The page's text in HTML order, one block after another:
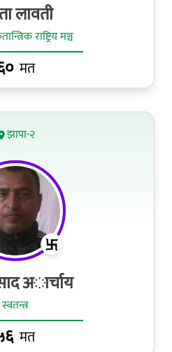
लावती
राष्ट्रिय मञ्च
मत
झापा-२
अार्चाय
स्वतन्त्र
मत